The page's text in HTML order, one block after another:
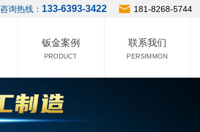
咨询热线： 133-6393-3422 181-8268-5744
钣金案例
PRODUCT
联系我们
PERSIMMON